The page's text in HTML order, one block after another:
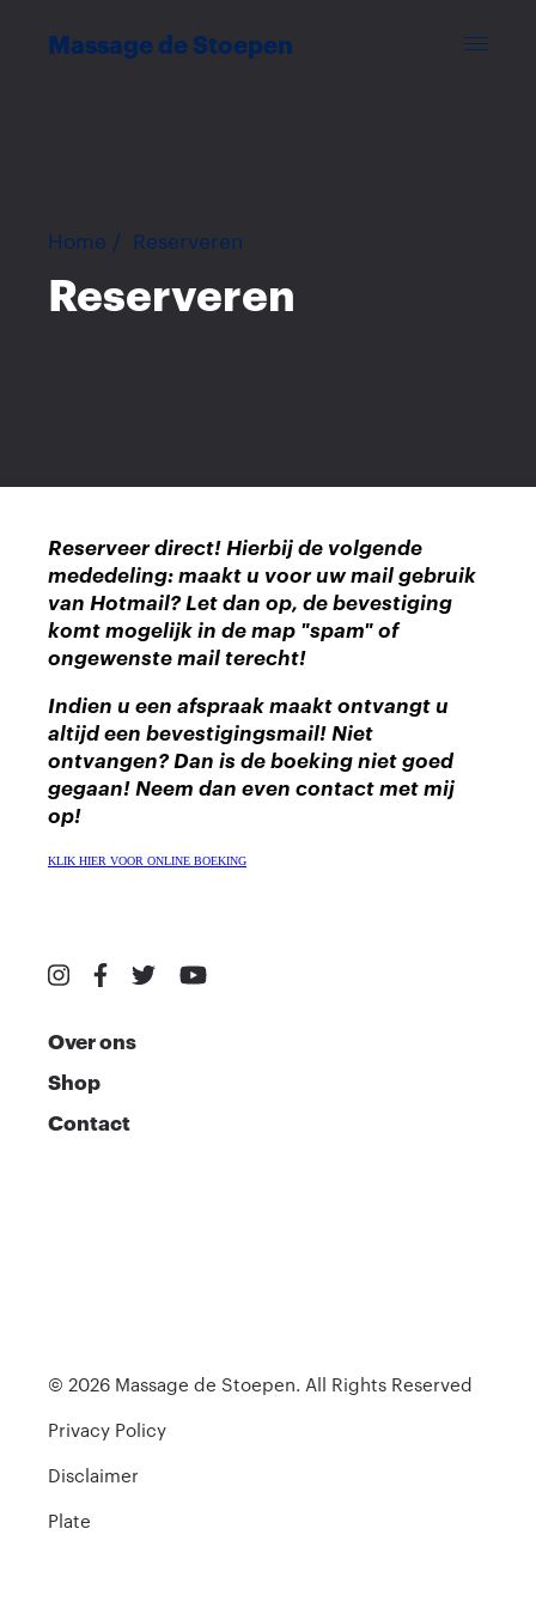
Massage de Stoepen
Home / Reserveren
Reserveren
Reserveer direct! Hierbij de volgende
mededeling: maakt u voor uw mail gebruik
van Hotmail? Let dan op, de bevestiging
komt mogelijk in de map "spam" of
ongewenste mail terecht!
Indien u een afspraak maakt ontvangt u
altijd een bevestigingsmail! Niet
ontvangen? Dan is de boeking niet goed
gegaan! Neem dan even contact met mij
op!
KLIK HIER VOOR ONLINE BOEKING
Over ons
Shop
Contact
© 2026 Massage de Stoepen. All Rights Reserved
Privacy Policy
Disclaimer
Plate